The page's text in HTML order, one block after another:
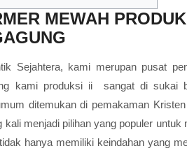
MEWAH
Sejahtera, kami merupan pusat
kami produksi ii sangat di sukai
ditemukan di pemakaman
menjadi pilihan yang populer untuk
hanya memiliki keindahan yang